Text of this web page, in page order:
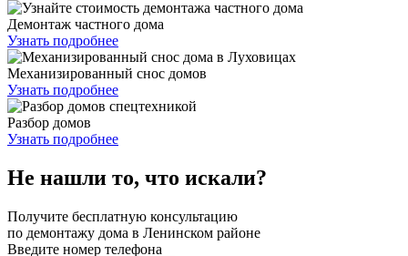
Демонтаж частного дома
Узнать подробнее
Механизированный снос домов
Узнать подробнее
Разбор домов
Узнать подробнее
Не нашли то, что искали?
Получите бесплатную консультацию
по демонтажу дома в Ленинском районе
Введите номер телефона